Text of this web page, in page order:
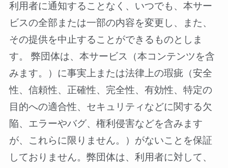
利用者に通知することなく、いつでも、本サー
ビスの全部または一部の内容を変更し、また、
その提供を中止することができるものとしま
す。 弊団体は、本サービス（本コンテンツを含
みます。）に事実上または法律上の瑕疵（安全
性、信頼性、正確性、完全性、有効性、特定の
目的への適合性、セキュリティなどに関する欠
陥、エラーやバグ、権利侵害などを含みます
が、これらに限りません。）がないことを保証
しておりません。弊団体は、利用者に対して、